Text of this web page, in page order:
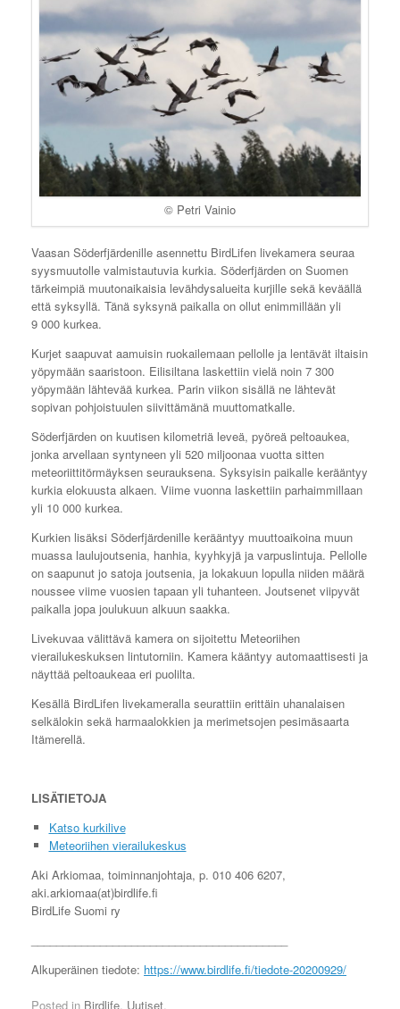
© Petri Vainio
Vaasan Söderfjärdenille asennettu BirdLifen livekamera seuraa
syysmuutolle valmistautuvia kurkia. Söderfjärden on Suomen
tärkeimpiä muutonaikaisia levähdysalueita kurjille sekä keväällä
että syksyllä. Tänä syksynä paikalla on ollut enimmillään yli
9 000 kurkea.
Kurjet saapuvat aamuisin ruokailemaan pellolle ja lentävät iltaisin
yöpymään saaristoon. Eilisiltana laskettiin vielä noin 7 300
yöpymään lähtevää kurkea. Parin viikon sisällä ne lähtevät
sopivan pohjoistuulen siivittämänä muuttomatkalle.
Söderfjärden on kuutisen kilometriä leveä, pyöreä peltoaukea,
jonka arvellaan syntyneen yli 520 miljoonaa vuotta sitten
meteoriittitörmäyksen seurauksena. Syksyisin paikalle kerääntyy
kurkia elokuusta alkaen. Viime vuonna laskettiin parhaimmillaan
yli 10 000 kurkea.
Kurkien lisäksi Söderfjärdenille kerääntyy muuttoaikoina muun
muassa laulujoutsenia, hanhia, kyyhkyjä ja varpuslintuja. Pellolle
on saapunut jo satoja joutsenia, ja lokakuun lopulla niiden määrä
noussee viime vuosien tapaan yli tuhanteen. Joutsenet viipyvät
paikalla jopa joulukuun alkuun saakka.
Livekuvaa välittävä kamera on sijoitettu Meteoriihen
vierailukeskuksen lintutorniin. Kamera kääntyy automaattisesti ja
näyttää peltoaukeaa eri puolilta.
Kesällä BirdLifen livekameralla seurattiin erittäin uhanalaisen
selkälokin sekä harmaalokkien ja merimetsojen pesimäsaarta
Itämerellä.
LISÄTIETOJA
Katso kurkilive
Meteoriihen vierailukeskus
Aki Arkiomaa, toiminnanjohtaja, p. 010 406 6207,
aki.arkiomaa(at)birdlife.fi
BirdLife Suomi ry
Alkuperäinen tiedote: https://www.birdlife.fi/tiedote-20200929/
Posted in Birdlife, Uutiset.